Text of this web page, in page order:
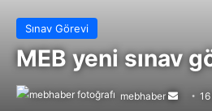
Sınav Görevi
MEB yeni sınav
mebhaber